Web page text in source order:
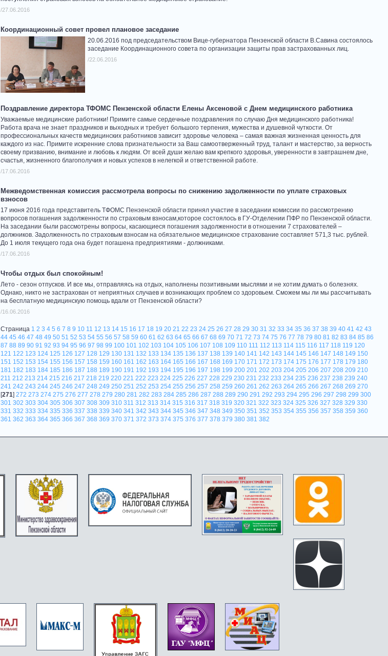
/27.06.2016
Координационный совет провел плановое заседание
20.06.2016 под председательством Вице-губернатора Пензенской области В.Савина состоялось
заседание Координационного совета по организации защиты прав застрахованных лиц.
/22.06.2016
Поздравление директора ТФОМС Пензенской области Елены Аксеновой с Днем медицинского работника
Уважаемые медицинские работники! Примите самые сердечные поздравления по случаю Дня медицинского работника!
Работа врача не знает праздников и выходных и требует большого терпения, мужества и душевной чуткости. От
профессиональных качеств медицинских работников зависит здоровье человека – самая важная жизненная ценность для
каждого из нас. Примите искренние слова признательности за Ваш самоотверженный труд, талант и мастерство, за верность
своему призванию, внимание и любовь к людям. От всей души желаю вам крепкого здоровья, уверенности в завтрашнем дне,
счастья, жизненного благополучия и новых успехов в нелегкой и ответственной работе.
/17.06.2016
Межведомственная комиссия рассмотрела вопросы по снижению задолженности по уплате страховых
взносов
17 июня 2016 года представитель ТФОМС Пензенской области принял участие в заседании комиссии по рассмотрению
вопросов погашения задолженности по страховым взносам,которое состоялось в ГУ-Отделении ПФР по Пензенской области.
На заседании были рассмотрены вопросы, касающиеся погашения задолженности в отношении 7 страхователей –
должников. Задолженность по страховым взносам на обязательное медицинское страхование составляет 571,3 тыс. рублей.
До 1 июля текущего года она будет погашена предприятиями - должниками.
/17.06.2016
Чтобы отдых был спокойным!
Лето - сезон отпусков. И все мы, отправляясь на отдых, наполнены позитивными мыслями и не хотим думать о болезнях.
Однако, никто не застрахован от неприятных случаев и возникающих проблем со здоровьем. Сможем мы ли мы рассчитывать
на бесплатную медицинскую помощь вдали от Пензенской области?
/16.06.2016
Страница 1 2 3 4 5 6 7 8 9 10 11 12 13 14 15 16 17 18 19 20 21 22 23 24 25 26 27 28 29 30 31 32 33 34 35 36 37 38 39 40 41 42 43
44 45 46 47 48 49 50 51 52 53 54 55 56 57 58 59 60 61 62 63 64 65 66 67 68 69 70 71 72 73 74 75 76 77 78 79 80 81 82 83 84 85 86
87 88 89 90 91 92 93 94 95 96 97 98 99 100 101 102 103 104 105 106 107 108 109 110 111 112 113 114 115 116 117 118 119 120
121 122 123 124 125 126 127 128 129 130 131 132 133 134 135 136 137 138 139 140 141 142 143 144 145 146 147 148 149 150
151 152 153 154 155 156 157 158 159 160 161 162 163 164 165 166 167 168 169 170 171 172 173 174 175 176 177 178 179 180
181 182 183 184 185 186 187 188 189 190 191 192 193 194 195 196 197 198 199 200 201 202 203 204 205 206 207 208 209 210
211 212 213 214 215 216 217 218 219 220 221 222 223 224 225 226 227 228 229 230 231 232 233 234 235 236 237 238 239 240
241 242 243 244 245 246 247 248 249 250 251 252 253 254 255 256 257 258 259 260 261 262 263 264 265 266 267 268 269 270
[271] 272 273 274 275 276 277 278 279 280 281 282 283 284 285 286 287 288 289 290 291 292 293 294 295 296 297 298 299 300
301 302 303 304 305 306 307 308 309 310 311 312 313 314 315 316 317 318 319 320 321 322 323 324 325 326 327 328 329 330
331 332 333 334 335 336 337 338 339 340 341 342 343 344 345 346 347 348 349 350 351 352 353 354 355 356 357 358 359 360
361 362 363 364 365 366 367 368 369 370 371 372 373 374 375 376 377 378 379 380 381 382